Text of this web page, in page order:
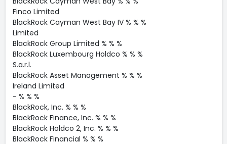
Finco Limited
BlackRock Cayman West Bay IV % % %
Limited
BlackRock Group Limited % % %
BlackRock Luxembourg Holdco % % %
S.a.r.l.
BlackRock Asset Management % % %
Ireland Limited
- % % %
BlackRock, Inc. % % %
BlackRock Finance, Inc. % % %
BlackRock Holdco 2, Inc. % % %
BlackRock Financial % % %